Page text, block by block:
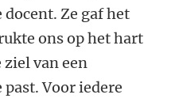
Ze gaf het
ons op het hart
van een
Voor iedere